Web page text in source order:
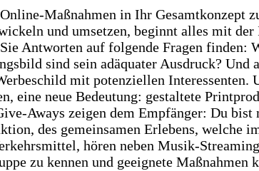
Maßnahmen in Ihr
und umsetzen, beginnt alles mit
Antworten auf folgende Fragen
sind sein adäquater Ausdruck?
mit potenziellen
eine neue Bedeutung: gestaltete
Aways zeigen dem Empfänger: Du
des gemeinsamen Erlebens, welche
hören neben Musik-
zu kennen und geeignete Maßnahmen